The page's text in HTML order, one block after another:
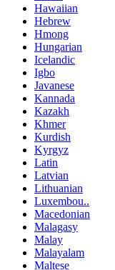
Hawaiian
Hebrew
Hmong
Hungarian
Icelandic
Igbo
Javanese
Kannada
Kazakh
Khmer
Kurdish
Kyrgyz
Latin
Latvian
Lithuanian
Luxembou..
Macedonian
Malagasy
Malay
Malayalam
Maltese